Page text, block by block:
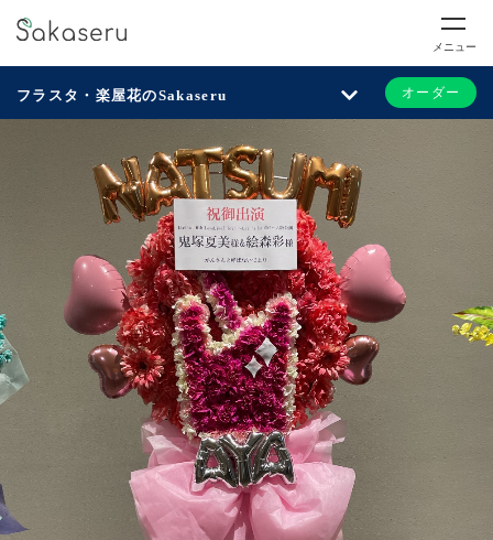
メニュー
フラスタ・楽屋花のSakaseru オーダー